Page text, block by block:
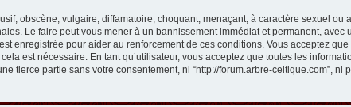
obscène, vulgaire, diffamatoire, choquant, menaçant, à caractère sexuel
Le faire peut vous mener à un bannissement immédiat et permanent,
enregistrée pour aider au renforcement de ces conditions. Vous acceptez
est nécessaire. En tant qu’utilisateur, vous acceptez que toutes les
tierce partie sans votre consentement, ni “http://forum.arbre-celtique.com”,